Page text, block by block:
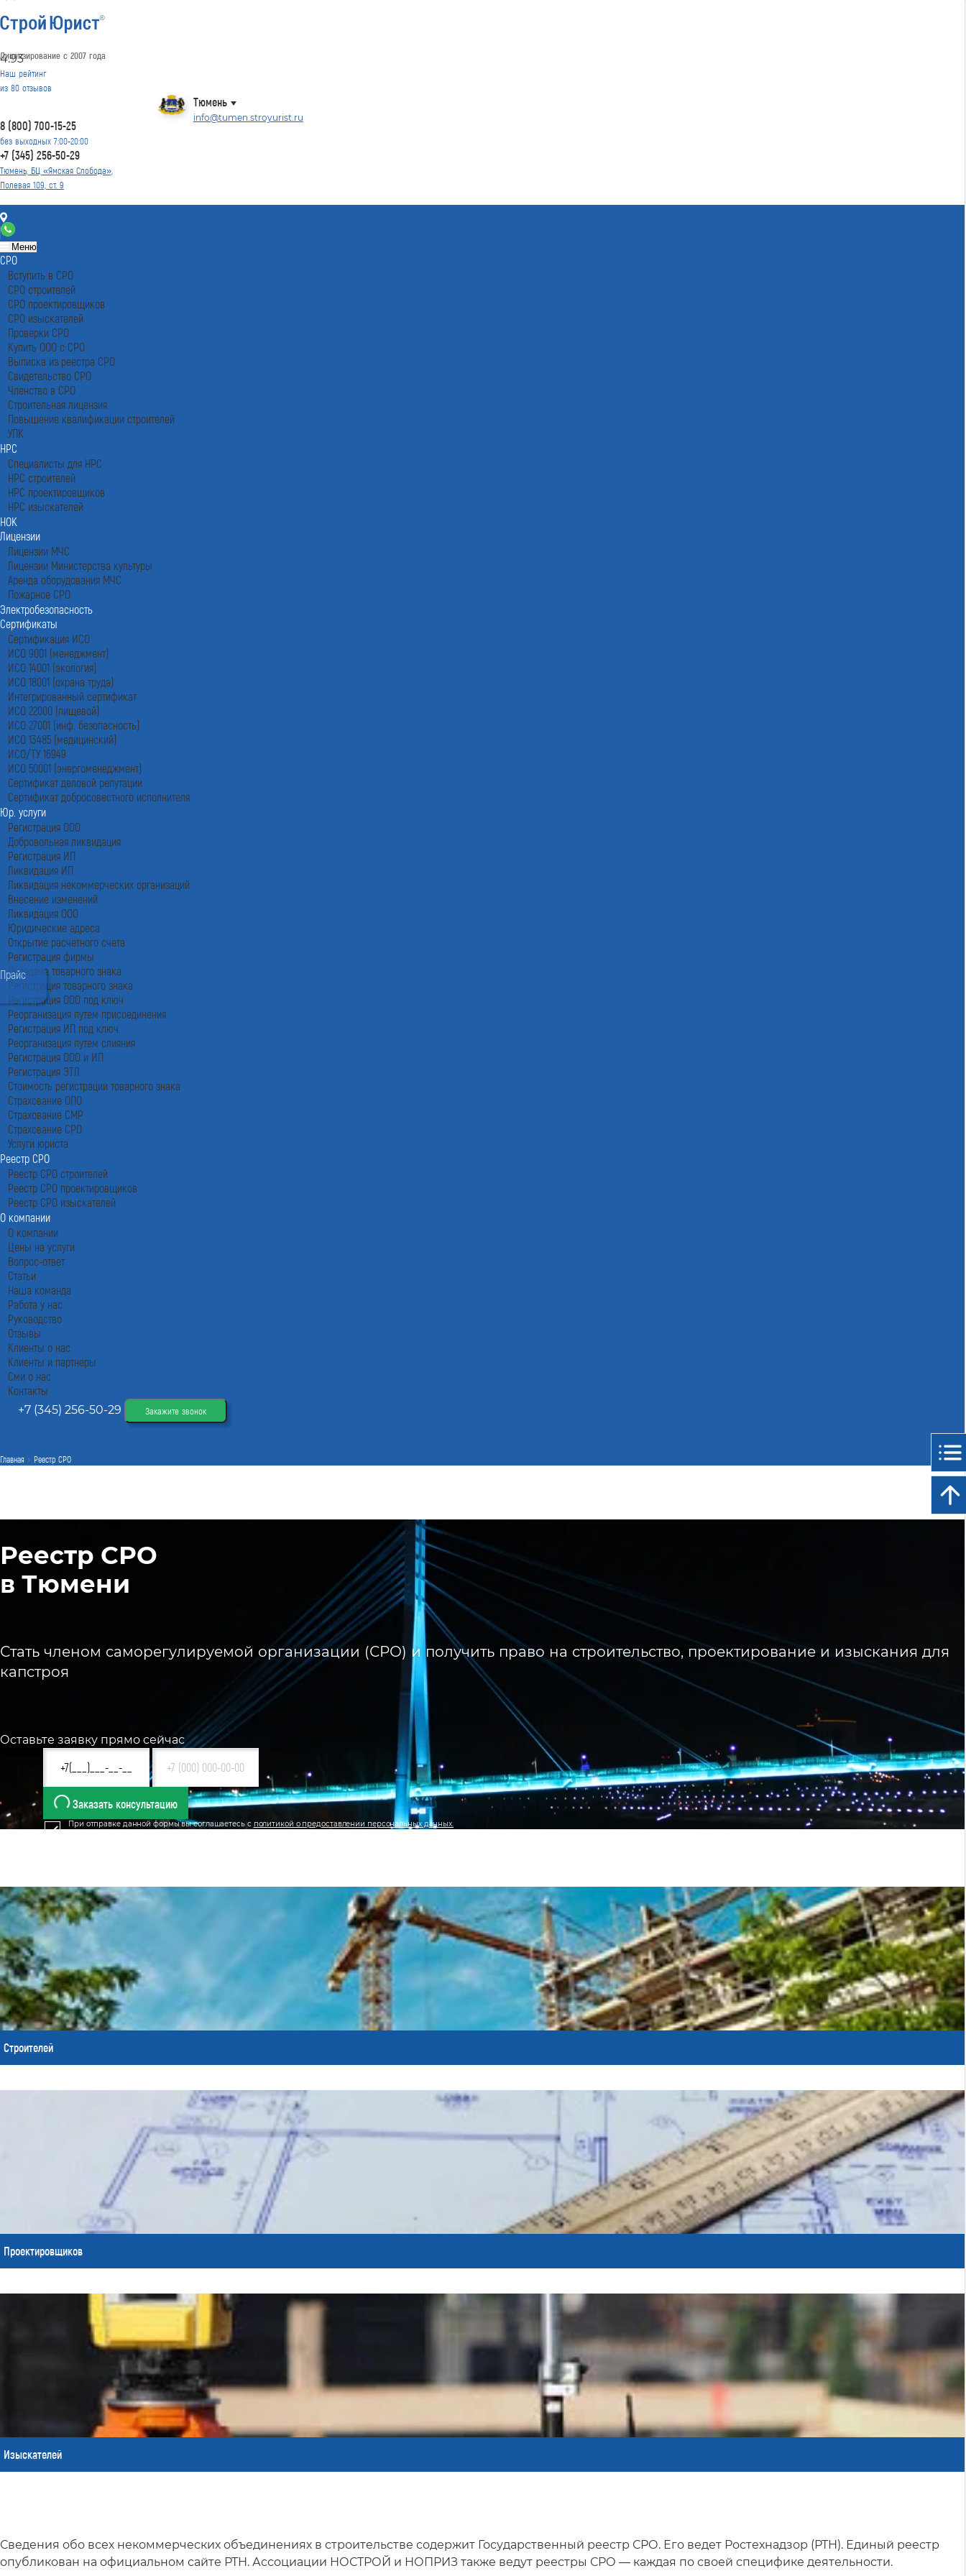
Лицензирование с 2007 года
4.93
Наш рейтинг
из 80 отзывов
Тюмень
info@tumen.stroyurist.ru
8 (800) 700-15-25
без выходных 7:00-20:00
+7 (345) 256-50-29
Тюмень, БЦ «Ямская Слобода»,
Полевая 109, ст. 9
Меню
СРО
Вступить в СРО
СРО строителей
СРО проектировщиков
СРО изыскателей
Проверки СРО
Купить ООО с СРО
Выписка из реестра СРО
Свидетельство СРО
Членство в СРО
Строительная лицензия
Повышение квалификации строителей
УПК
НРС
Специалисты для НРС
НРС строителей
НРС проектировщиков
НРС изыскателей
НОК
Лицензии
Лицензии МЧС
Лицензии Министерства культуры
Аренда оборудования МЧС
Пожарное СРО
Электробезопасность
Сертификаты
Сертификация ИСО
ИСО 9001 (менеджмент)
ИСО 14001 (экология)
ИСО 18001 (охрана труда)
Интегрированный сертификат
ИСО 22000 (пищевой)
ИСО 27001 (инф. безопасность)
ИСО 13485 (медицинский)
ИСО/ТУ 16949
ИСО 50001 (энергоменеджмент)
Сертификат деловой репутации
Сертификат добросовестного исполнителя
Юр. услуги
Регистрация ООО
Добровольная ликвидация
Регистрация ИП
Ликвидация ИП
Ликвидация некоммерческих организаций
Внесение изменений
Ликвидация ООО
Юридические адреса
Открытие расчетного счета
Регистрация фирмы
Передача товарного знака
Регистрация товарного знака
Регистрация ООО под ключ
Реорганизация путем присоединения
Регистрация ИП под ключ
Реорганизация путем слияния
Регистрация ООО и ИП
Регистрация ЭТЛ
Стоимость регистрации товарного знака
Страхование ОПО
Страхование СМР
Страхование СРО
Услуги юриста
Реестр СРО
Реестр СРО строителей
Реестр СРО проектировщиков
Реестр СРО изыскателей
О компании
О компании
Цены на услуги
Вопрос-ответ
Статьи
Наша команда
Работа у нас
Руководство
Отзывы
Клиенты о нас
Клиенты и партнеры
Сми о нас
Контакты
+7 (345) 256-50-29
Закажите звонок
Главная Реестр СРО
Реестр СРО
в Тюмени
Стать членом саморегулируемой организации (СРО) и получить право на строительство, проектирование и изыскания для
капстроя
Оставьте заявку прямо сейчас
Заказать консультацию
При отправке данной формы вы соглашаетесь с политикой о предоставлении персональных данных.
Строителей
Проектировщиков
Изыскателей
Сведения обо всех некоммерческих объединениях в строительстве содержит Государственный реестр СРО. Его ведет Ростехнадзор (РТН). Единый реестр
опубликован на официальном сайте РТН. Ассоциации НОСТРОЙ и НОПРИЗ также ведут реестры СРО — каждая по своей специфике деятельности.
Прайс